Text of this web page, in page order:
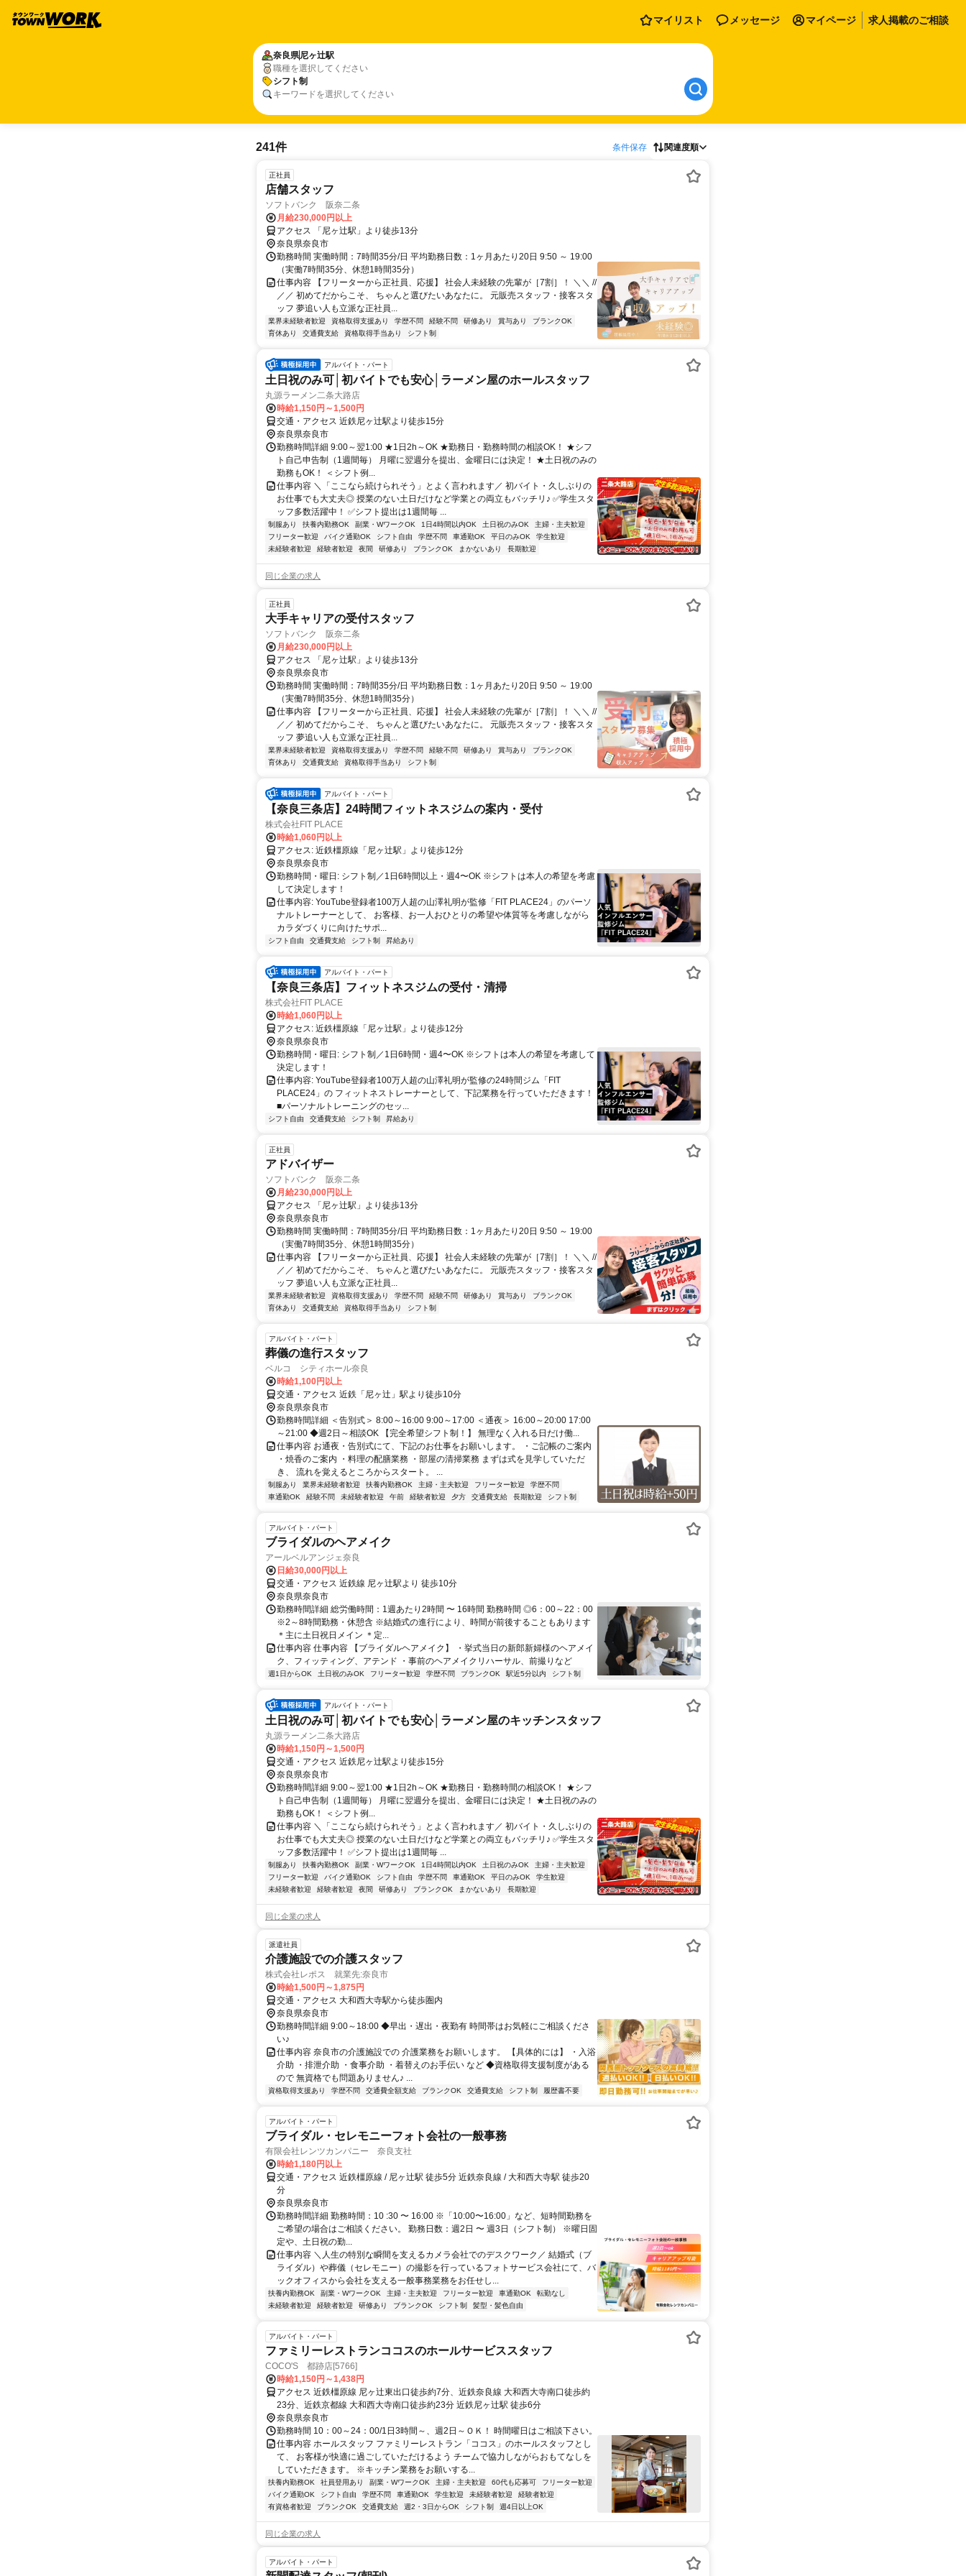
マイリスト メッセージ マイページ 求人掲載のご相談
奈良県尼ヶ辻駅
職種を選択してください
シフト制
キーワードを選択してください
241件 条件保存 関連度順
正社員
店舗スタッフ
ソフトバンク 阪奈二条
月給230,000円以上
アクセス 「尼ヶ辻駅」より徒歩13分
奈良県奈良市
勤務時間 実働時間：7時間35分/日 平均勤務日数：1ヶ月あたり20日 9:50 ～ 19:00
（実働7時間35分、休憩1時間35分）
仕事内容 【フリーターから正社員、応援】 社会人未経験の先輩が［7割］！ ＼＼ //
／／ 初めてだからこそ、 ちゃんと選びたいあなたに。 元販売スタッフ・接客スタ
ッフ 夢追い人も立派な正社員...
業界未経験者歓迎 資格取得支援あり 学歴不問 経験不問 研修あり 賞与あり
ブランクOK
育休あり
交通費支給 資格取得手当あり シフト制
アルバイト・パート
土日祝のみ可│初バイトでも安心│ラーメン屋のホールスタッフ
丸源ラーメン二条大路店
時給1,150円～1,500円
交通・アクセス 近鉄尼ヶ辻駅より徒歩15分
奈良県奈良市
勤務時間詳細 9:00～翌1:00 ★1日2h～OK ★勤務日・勤務時間の相談OK！ ★シフ
ト自己申告制（1週間毎） 月曜に翌週分を提出、金曜日には決定！ ★土日祝のみの
勤務もOK！ ＜シフト例...
仕事内容 ＼「ここなら続けられそう」とよく言われます／ 初バイト・久しぶりの
お仕事でも大丈夫◎ 授業のない土日だけなど学業との両立もバッチリ♪ ✅学生スタ
ッフ多数活躍中！ ✅シフト提出は1週間毎 ...
制服あり 扶養内勤務OK 副業・WワークOK 1日4時間以内OK 土日祝のみOK
主婦・主夫歓迎
フリーター歓迎
バイク通勤OK シフト自由 学歴不問 車通勤OK 平日のみOK
学生歓迎
未経験者歓迎
経験者歓迎 夜間 研修あり ブランクOK まかないあり 長期歓迎
同じ企業の求人
正社員
大手キャリアの受付スタッフ
ソフトバンク 阪奈二条
月給230,000円以上
アクセス 「尼ヶ辻駅」より徒歩13分
奈良県奈良市
勤務時間 実働時間：7時間35分/日 平均勤務日数：1ヶ月あたり20日 9:50 ～ 19:00
（実働7時間35分、休憩1時間35分）
仕事内容 【フリーターから正社員、応援】 社会人未経験の先輩が［7割］！ ＼＼ //
／／ 初めてだからこそ、 ちゃんと選びたいあなたに。 元販売スタッフ・接客スタ
ッフ 夢追い人も立派な正社員...
業界未経験者歓迎 資格取得支援あり 学歴不問 経験不問 研修あり 賞与あり
ブランクOK
育休あり
交通費支給 資格取得手当あり シフト制
アルバイト・パート
【奈良三条店】24時間フィットネスジムの案内・受付
株式会社FIT PLACE
時給1,060円以上
アクセス: 近鉄橿原線「尼ヶ辻駅」より徒歩12分
奈良県奈良市
勤務時間・曜日: シフト制／1日6時間以上・週4〜OK ※シフトは本人の希望を考慮
して決定します！
仕事内容: YouTube登録者100万人超の山澤礼明が監修「FIT PLACE24」のパーソ
ナルトレーナーとして、 お客様、お一人おひとりの希望や体質等を考慮しながら
カラダづくりに向けたサポ...
シフト自由 交通費支給 シフト制 昇給あり
アルバイト・パート
【奈良三条店】フィットネスジムの受付・清掃
株式会社FIT PLACE
時給1,060円以上
アクセス: 近鉄橿原線「尼ヶ辻駅」より徒歩12分
奈良県奈良市
勤務時間・曜日: シフト制／1日6時間・週4〜OK ※シフトは本人の希望を考慮して
決定します！
仕事内容: YouTube登録者100万人超の山澤礼明が監修の24時間ジム「FIT
PLACE24」の フィットネストレーナーとして、下記業務を行っていただきます！
■パーソナルトレーニングのセッ...
シフト自由 交通費支給 シフト制 昇給あり
正社員
アドバイザー
ソフトバンク 阪奈二条
月給230,000円以上
アクセス 「尼ヶ辻駅」より徒歩13分
奈良県奈良市
勤務時間 実働時間：7時間35分/日 平均勤務日数：1ヶ月あたり20日 9:50 ～ 19:00
（実働7時間35分、休憩1時間35分）
仕事内容 【フリーターから正社員、応援】 社会人未経験の先輩が［7割］！ ＼＼ //
／／ 初めてだからこそ、 ちゃんと選びたいあなたに。 元販売スタッフ・接客スタ
ッフ 夢追い人も立派な正社員...
業界未経験者歓迎 資格取得支援あり 学歴不問 経験不問 研修あり 賞与あり
ブランクOK
育休あり
交通費支給 資格取得手当あり シフト制
アルバイト・パート
葬儀の進行スタッフ
ベルコ シティホール奈良
時給1,100円以上
交通・アクセス 近鉄「尼ヶ辻」駅より徒歩10分
奈良県奈良市
勤務時間詳細 ＜告別式＞ 8:00～16:00 9:00～17:00 ＜通夜＞ 16:00～20:00 17:00
～21:00 ◆週2日～相談OK 【完全希望シフト制！】 無理なく入れる日だけ働...
仕事内容 お通夜・告別式にて、下記のお仕事をお願いします。 ・ご記帳のご案内
・焼香のご案内 ・料理の配膳業務 ・部屋の清掃業務 まずは式を見学していただ
き、 流れを覚えるところからスタート。 ...
制服あり 業界未経験者歓迎 扶養内勤務OK 主婦・主夫歓迎 フリーター歓迎
学歴不問
車通勤OK
経験不問 未経験者歓迎 午前 経験者歓迎 夕方 交通費支給 長期歓迎 シフト制
アルバイト・パート
ブライダルのヘアメイク
アールベルアンジェ奈良
日給30,000円以上
交通・アクセス 近鉄線 尼ヶ辻駅より 徒歩10分
奈良県奈良市
勤務時間詳細 総労働時間：1週あたり2時間 〜 16時間 勤務時間 ◎6：00～22：00
※2～8時間勤務・休憩含 ※結婚式の進行により、時間が前後することもあります
＊主に土日祝日メイン ＊定...
仕事内容 仕事内容 【ブライダルヘアメイク】 ・挙式当日の新郎新婦様のヘアメイ
ク、フィッティング、アテンド ・事前のヘアメイクリハーサル、前撮りなど
週1日からOK 土日祝のみOK フリーター歓迎 学歴不問 ブランクOK 駅近5分以内 シフト制
アルバイト・パート
土日祝のみ可│初バイトでも安心│ラーメン屋のキッチンスタッフ
丸源ラーメン二条大路店
時給1,150円～1,500円
交通・アクセス 近鉄尼ヶ辻駅より徒歩15分
奈良県奈良市
勤務時間詳細 9:00～翌1:00 ★1日2h～OK ★勤務日・勤務時間の相談OK！ ★シフ
ト自己申告制（1週間毎） 月曜に翌週分を提出、金曜日には決定！ ★土日祝のみの
勤務もOK！ ＜シフト例...
仕事内容 ＼「ここなら続けられそう」とよく言われます／ 初バイト・久しぶりの
お仕事でも大丈夫◎ 授業のない土日だけなど学業との両立もバッチリ♪ ✅学生スタ
ッフ多数活躍中！ ✅シフト提出は1週間毎 ...
制服あり 扶養内勤務OK 副業・WワークOK 1日4時間以内OK 土日祝のみOK
主婦・主夫歓迎
フリーター歓迎
バイク通勤OK シフト自由 学歴不問 車通勤OK 平日のみOK
学生歓迎
未経験者歓迎
経験者歓迎 夜間 研修あり ブランクOK まかないあり 長期歓迎
同じ企業の求人
派遣社員
介護施設での介護スタッフ
株式会社レポス 就業先:奈良市
時給1,500円～1,875円
交通・アクセス 大和西大寺駅から徒歩圏内
奈良県奈良市
勤務時間詳細 9:00～18:00 ◆早出・遅出・夜勤有 時間帯はお気軽にご相談くださ
い♪
仕事内容 奈良市の介護施設での 介護業務をお願いします。 【具体的には】 ・入浴
介助 ・排泄介助 ・食事介助 ・着替えのお手伝い など ◆資格取得支援制度がある
ので 無資格でも問題ありません♪ ...
資格取得支援あり 学歴不問 交通費全額支給 ブランクOK 交通費支給 シフト制 履歴書不要
アルバイト・パート
ブライダル・セレモニーフォト会社の一般事務
有限会社レンツカンパニー 奈良支社
時給1,180円以上
交通・アクセス 近鉄橿原線 / 尼ヶ辻駅 徒歩5分 近鉄奈良線 / 大和西大寺駅 徒歩20
分
奈良県奈良市
勤務時間詳細 勤務時間：10 :30 〜 16:00 ※「10:00〜16:00」など、短時間勤務を
ご希望の場合はご相談ください。 勤務日数：週2日 〜 週3日（シフト制） ※曜日固
定や、土日祝の勤...
仕事内容 ＼人生の特別な瞬間を支えるカメラ会社でのデスクワーク／ 結婚式（ブ
ライダル）や葬儀（セレモニー）の撮影を行っているフォトサービス会社にて、バ
ックオフィスから会社を支える一般事務業務をお任せし...
扶養内勤務OK 副業・WワークOK 主婦・主夫歓迎 フリーター歓迎 車通勤OK
転勤なし
未経験者歓迎
経験者歓迎 研修あり ブランクOK シフト制 髪型・髪色自由
アルバイト・パート
ファミリーレストランココスのホールサービススタッフ
COCO'S 都跡店[5766]
時給1,150円～1,438円
アクセス 近鉄橿原線 尼ヶ辻東出口徒歩約7分、近鉄奈良線 大和西大寺南口徒歩約
23分、近鉄京都線 大和西大寺南口徒歩約23分 近鉄尼ヶ辻駅 徒歩6分
奈良県奈良市
勤務時間 10：00～24：00/1日3時間～、週2日～ＯＫ！ 時間曜日はご相談下さい。
仕事内容 ホールスタッフ ファミリーレストラン「ココス」のホールスタッフとし
て、 お客様が快適に過ごしていただけるよう チームで協力しながらおもてなしを
していただきます。 ※キッチン業務をお願いする...
扶養内勤務OK 社員登用あり 副業・WワークOK 主婦・主夫歓迎 60代も応募可
フリーター歓迎
バイク通勤OK
シフト自由 学歴不問 車通勤OK 学生歓迎 未経験者歓迎
経験者歓迎
有資格者歓迎
ブランクOK 交通費支給 週2・3日からOK シフト制 週4日以上OK
同じ企業の求人
アルバイト・パート